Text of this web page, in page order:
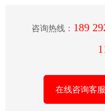
咨询热线： 189
在线咨询客服